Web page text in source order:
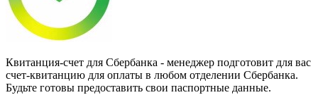
Квитанция-счет для Сбербанка - менеджер подготовит для вас
счет-квитанцию для оплаты в любом отделении Сбербанка.
Будьте готовы предоставить свои паспортные данные.